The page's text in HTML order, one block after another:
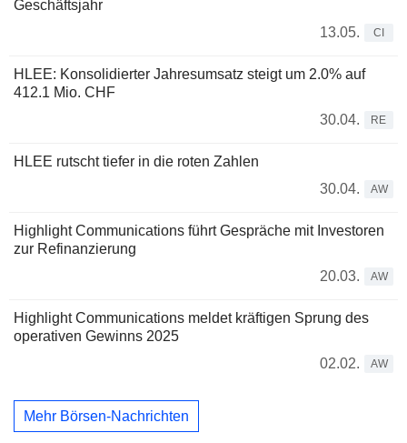
Geschäftsjahr
13.05.
CI
HLEE: Konsolidierter Jahresumsatz steigt um 2.0% auf
412.1 Mio. CHF
30.04.
RE
HLEE rutscht tiefer in die roten Zahlen
30.04.
AW
Highlight Communications führt Gespräche mit Investoren
zur Refinanzierung
20.03.
AW
Highlight Communications meldet kräftigen Sprung des
operativen Gewinns 2025
02.02.
AW
Mehr Börsen-Nachrichten